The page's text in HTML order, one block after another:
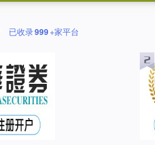
已收录999+家平台